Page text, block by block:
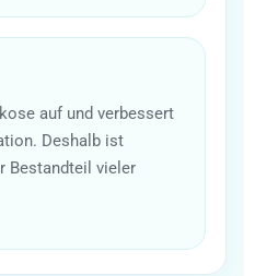
auf und verbessert
Deshalb ist
Bestandteil vieler